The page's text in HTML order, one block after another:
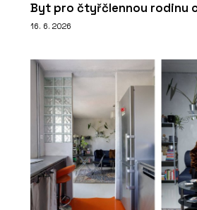
Byt pro čtyřčlennou rodinu
16. 6. 2026